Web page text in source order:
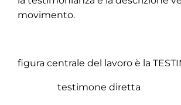
movimento.
figura centrale del lavoro è la
testimone diretta